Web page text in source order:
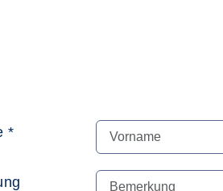
*